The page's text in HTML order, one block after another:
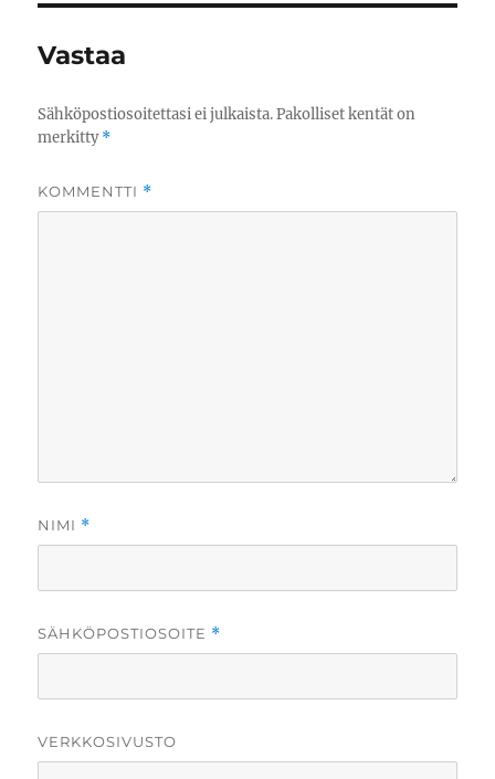
Vastaa
Sähköpostiosoitettasi ei julkaista. Pakolliset kentät on
merkitty*
KOMMENTTI *
NIMI *
SÄHKÖPOSTIOSOITE *
VERKKOSIVUSTO